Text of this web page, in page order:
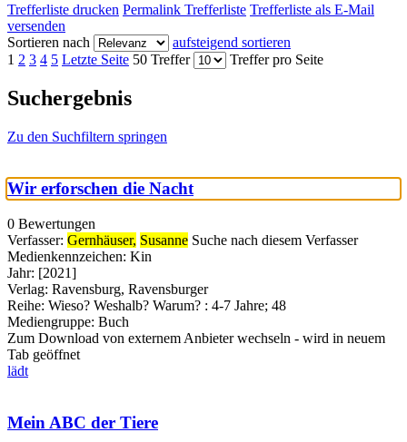
Trefferliste drucken Permalink Trefferliste Trefferliste als E-Mail
versenden
Sortieren nach
aufsteigend sortieren
1 2 3 4 5 Letzte Seite 50 Treffer Treffer pro Seite
Suchergebnis
Zu den Suchfiltern springen
Wir erforschen die Nacht
0 Bewertungen
Verfasser: Gernhäuser, Susanne Suche nach diesem Verfasser
Medienkennzeichen: Kin
Jahr: [2021]
Verlag: Ravensburg, Ravensburger
Reihe: Wieso? Weshalb? Warum? : 4-7 Jahre; 48
Mediengruppe: Buch
Zum Download von externem Anbieter wechseln - wird in neuem
Tab geöffnet
lädt
Mein ABC der Tiere